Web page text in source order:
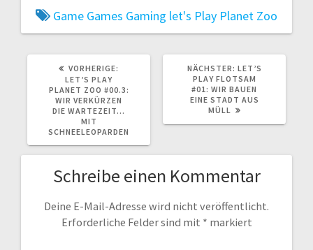
Game Games Gaming let's Play Planet Zoo
VORHERIGE:
LET’S PLAY
PLANET ZOO #00.3:
WIR VERKÜRZEN
DIE WARTEZEIT…
MIT
SCHNEELEOPARDEN
NÄCHSTER: NÄCHSTER
BEITRAG:
LET’S
PLAY FLOTSAM
#01: WIR BAUEN
EINE STADT AUS
MÜLL
Schreibe einen Kommentar
Deine E-Mail-Adresse wird nicht veröffentlicht.
Erforderliche Felder sind mit * markiert